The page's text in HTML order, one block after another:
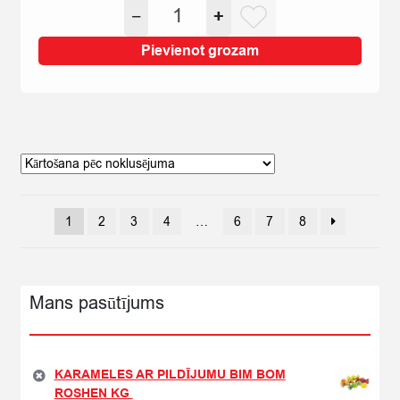
was:
€6,89.
€5,29.
−
KONFEKTES
ĀBOLĪŠI
KG
quantity
+
Pievienot grozam
1 2 3 4 … 6 7 8
Mans pasūtījums
KARAMELES AR PILDĪJUMU BIM BOM
ROSHEN KG